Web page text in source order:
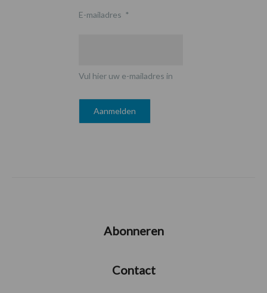
E-mailadres *
Vul hier uw e-mailadres in
Abonneren
Contact